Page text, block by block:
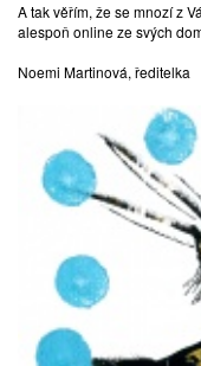
A tak věřím, že se mnozí z
alespoň online ze svých
Noemi Martinová, ředitelka